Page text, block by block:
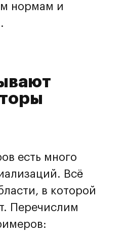
нормам и
есть много
Всё
в которой
Перечислим